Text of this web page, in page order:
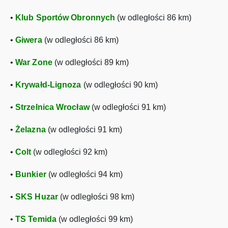
• Klub Sportów Obronnych (w odległości 86 km)
• Giwera(w odległości 86 km)
• War Zone(w odległości 89 km)
• Krywałd-Lignoza (w odległości 90 km)
• Strzelnica Wrocław(w odległości 91 km)
• Żelazna(w odległości 91 km)
• Colt (w odległości 92 km)
• Bunkier(w odległości 94 km)
• SKS Huzar(w odległości 98 km)
• TS Temida(w odległości 99 km)